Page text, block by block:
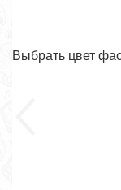
Выбрать цвет